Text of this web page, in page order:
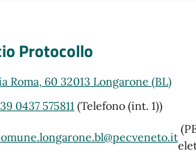
Protocollo
Roma, 60 32013 Longarone (BL)
0437 575811 (Telefono (int. 1))